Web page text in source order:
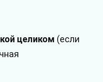
целиком (если